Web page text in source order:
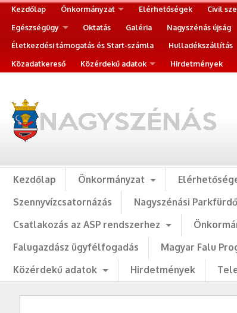
Kezdőlap Önkormányzat Elérhetőségek Civil
Egészségügy
Oktatás Galéria Nagyszénás újság
Életkezdési támogatás és Start-számla
Hulladékszállítás
Közadatkereső
Közérdekű adatok Hirdetmények
Kezdőlap Önkormányzat
Szennyvízcsatornázás
Nagyszénási Parkfürdő
Csatlakozás az ASP rendszerhez
Falugazdász ügyfélfogadás
Magyar Falu
Közérdekű adatok
Hirdetmények